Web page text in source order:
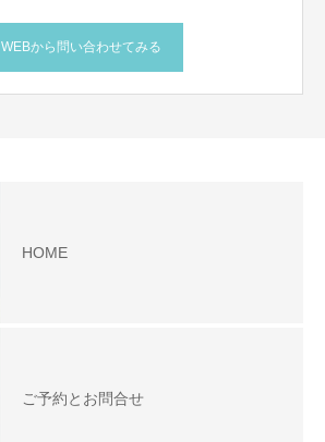
WEBから問い合わせてみる
HOME
ご予約とお問合せ